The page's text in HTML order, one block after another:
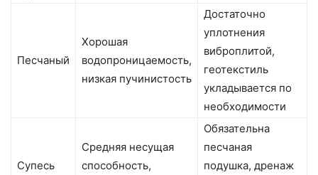
Песчаный
Хорошая
водопроницаемость,
низкая пучинистость
Достаточно
уплотнения
виброплитой,
геотекстиль
укладывается по
необходимости
Супесь
Средняя несущая
способность,
Обязательна
песчаная
подушка, дренаж